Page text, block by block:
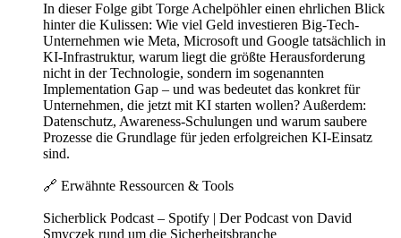
In dieser Folge gibt Torge Achelpöhler einen ehrlichen Blick
hinter die Kulissen: Wie viel Geld investieren Big-Tech-
Unternehmen wie Meta, Microsoft und Google tatsächlich in
KI-Infrastruktur, warum liegt die größte Herausforderung
nicht in der Technologie, sondern im sogenannten
Implementation Gap – und was bedeutet das konkret für
Unternehmen, die jetzt mit KI starten wollen? Außerdem:
Datenschutz, Awareness-Schulungen und warum saubere
Prozesse die Grundlage für jeden erfolgreichen KI-Einsatz
sind.
🔗 Erwähnte Ressourcen & Tools
Sicherblick Podcast – Spotify | Der Podcast von David
Smyczek rund um die Sicherheitsbranche